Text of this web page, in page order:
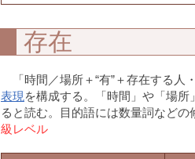
存在
「時間／場所＋“有”＋存在する
表現 を構成する。「時間」や「場
ると読む。目的語には数量詞など
級レベル